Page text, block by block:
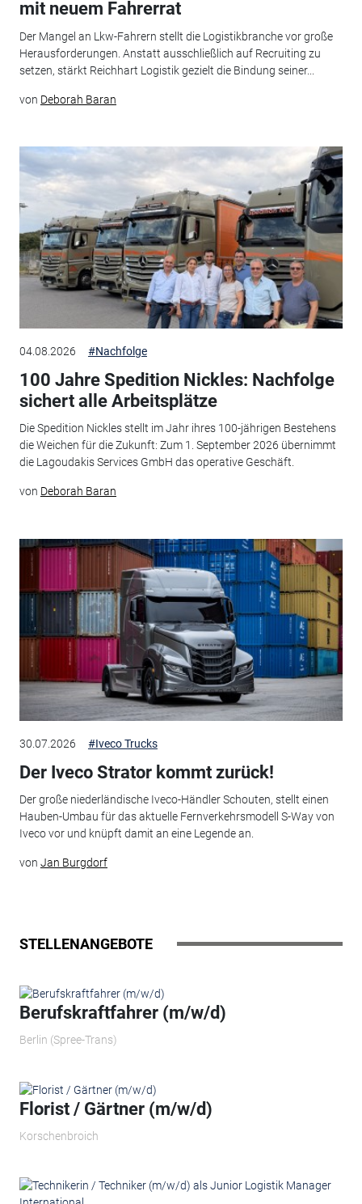
mit neuem Fahrerrat
Der Mangel an Lkw-Fahrern stellt die Logistikbranche vor große
Herausforderungen. Anstatt ausschließlich auf Recruiting zu
setzen, stärkt Reichhart Logistik gezielt die Bindung seiner...
von Deborah Baran
04.08.2026 #Nachfolge
100 Jahre Spedition Nickles: Nachfolge
sichert alle Arbeitsplätze
Die Spedition Nickles stellt im Jahr ihres 100-jährigen Bestehens
die Weichen für die Zukunft: Zum 1. September 2026 übernimmt
die Lagoudakis Services GmbH das operative Geschäft.
von Deborah Baran
30.07.2026 #Iveco Trucks
Der Iveco Strator kommt zurück!
Der große niederländische Iveco-Händler Schouten, stellt einen
Hauben-Umbau für das aktuelle Fernverkehrsmodell S-Way von
Iveco vor und knüpft damit an eine Legende an.
von Jan Burgdorf
STELLENANGEBOTE
Berufskraftfahrer (m/w/d)
Berlin (Spree-Trans)
Florist / Gärtner (m/w/d)
Korschenbroich